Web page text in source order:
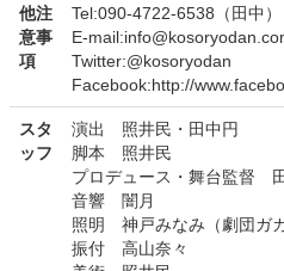
他注
意事
項
Tel:090-4722-6538（田中）
E-
Twitter:@kosoryodan
Facebook:http://
スタ
ッフ
演出 照井民・田中円
脚本 照井民
プロデュース・舞台監督
音響 闇月
照明 神戸みなみ（劇団ガガ
振付 高山奈々